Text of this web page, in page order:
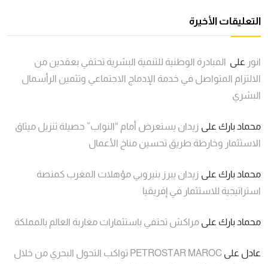
التعليقات الأخيرة
انور على المبادرة الوطنية للتنمية البشرية تحتفي بعقدين من
الالتزام المتواصل في خدمة الإدماج الاجتماعي وتثمين الرأسمال
البشري
محماد بارك على زيدان يستعرض أمام “النواب” حصيلة تنزيل ميثاق
الاستثمار وخارطة طريق تحسين مناخ الأعمال
محماد بارك على زيدان يبرز بنيروبي مؤهلات المغرب كمنصة
استراتيجية للاستثمار في إفريقيا
محماد بارك على مراكش تحتفي باستثمارات مغاربة العالم بالمملكة
عادل على
PETROSTAR MAROC تواكب التحول البحري من خلال